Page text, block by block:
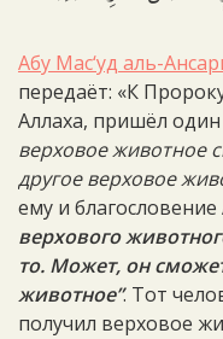
Абу Мас‘уд аль-
передаёт: «К
Аллаха, пришёл один
верховое животное
другое верховое
ему и благословение
верхового
то. Может, он
животное”. Тот
получил верховое